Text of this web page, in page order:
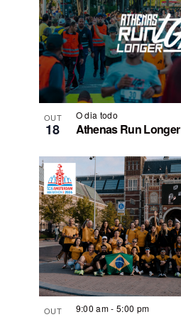
OUT
18 Athenas Run Longer
O dia todo
OUT 9:00 am-5:00 pm